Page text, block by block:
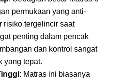
permukaan yang anti-
risiko tergelincir saat
penting dalam pencak
dan kontrol sangat
yang tepat.
: Matras ini biasanya